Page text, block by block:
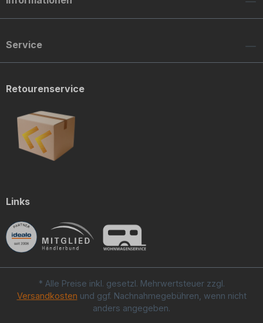
Service
Retourenservice
Links
* Alle Preise inkl. gesetzl. Mehrwertsteuer zzgl.
Versandkosten und ggf. Nachnahmegebühren, wenn nicht
anders angegeben.